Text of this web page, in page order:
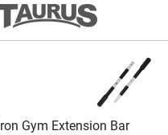
Iron Gym Extension Bar